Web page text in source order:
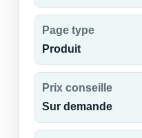
Page type
Produit
Prix conseille
Sur demande